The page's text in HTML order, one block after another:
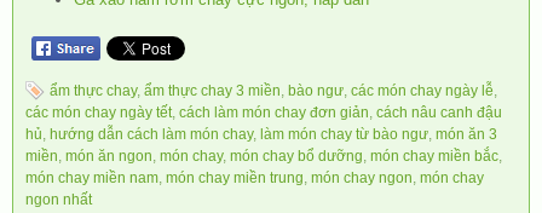
ẩm thực chay, ẩm thực chay 3 miền, bào ngư, các món chay ngày lễ,
các món chay ngày tết, cách làm món chay đơn giản, cách nâu canh đậu
hủ, hướng dẫn cách làm món chay, làm món chay từ bào ngư, món ăn 3
miền, món ăn ngon, món chay, món chay bổ dưỡng, món chay miền bắc,
món chay miền nam, món chay miền trung, món chay ngon, món chay
ngon nhất